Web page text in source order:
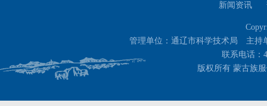
新闻资讯
管理单位：通辽市科学技术局 主持
联系电话：
版权所有 蒙古族